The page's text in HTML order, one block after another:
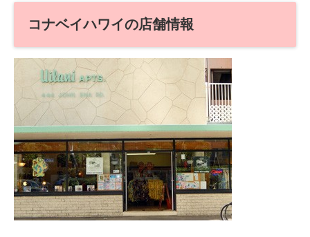
コナベイハワイの店舗情報